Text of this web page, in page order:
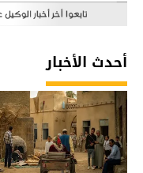
أحدث الأخبار